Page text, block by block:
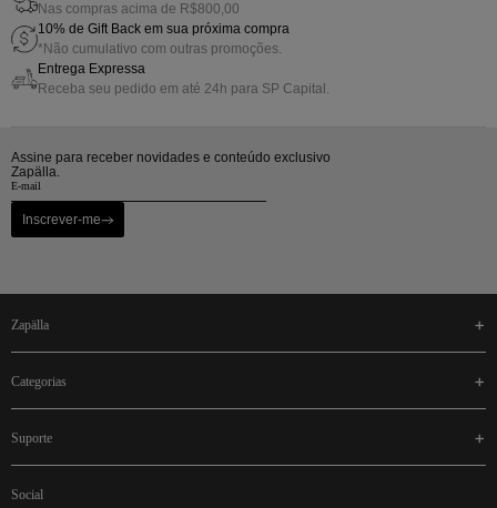
Nas compras acima de R$800,00
10% de Gift Back em sua próxima compra
*Não cumulativo com outras promoções.
Entrega Expressa
Receba seu pedido em até 24h para SP Capital.
Assine para receber novidades e conteúdo exclusivo
Zapälla.
Inscrever-me
zapälla
categorias
suporte
social